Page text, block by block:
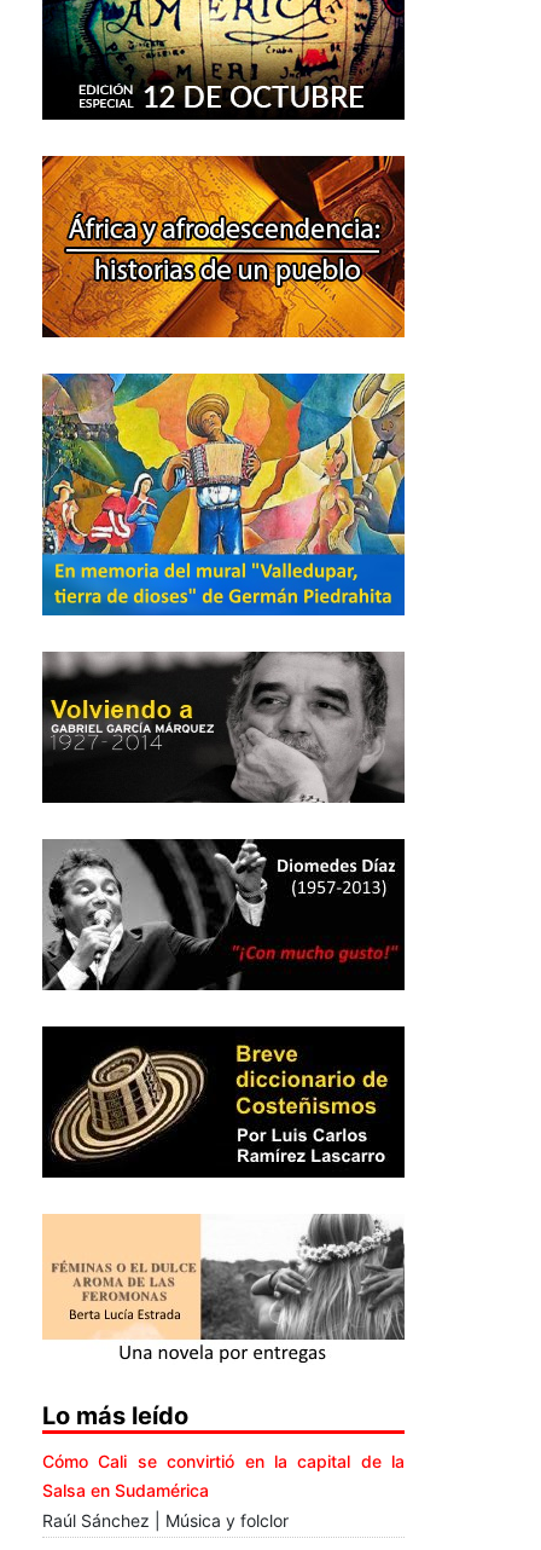
Lo más leído
Cómo Cali se convirtió en la capital de la
Salsa en Sudamérica
Raúl Sánchez | Música y folclor